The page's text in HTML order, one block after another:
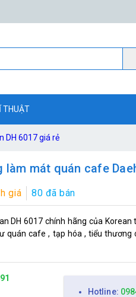
THUẬT
DH 6017 giá rẻ
làm mát quán cafe
giá 80 đã bán
DH 6017 chính hãng của
quán cafe , tạp hóa , tiểu
Hotline: